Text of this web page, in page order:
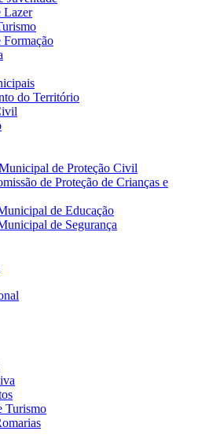
Lazer
Formação
do Território
de Proteção Civil
de Proteção de Crianças e
de Educação
de Segurança
Turismo